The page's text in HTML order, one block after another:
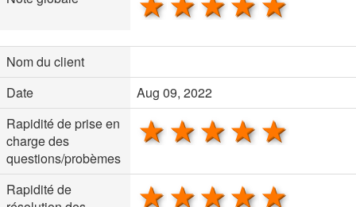
Nom du client
Date
Aug 09, 2022
Rapidité de prise en
charge des
questions/probèmes
4 stars
3 stars
2 stars
1 star
Rapidité de
4 stars
3 stars
2 stars
1 star